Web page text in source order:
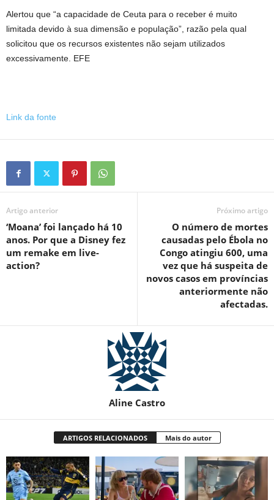
Alertou que “a capacidade de Ceuta para o receber é muito
limitada devido à sua dimensão e população”, razão pela qual
solicitou que os recursos existentes não sejam utilizados
excessivamente. EFE
Link da fonte
Artigo anterior
‘Moana’ foi lançado há 10
anos. Por que a Disney fez
um remake em live-
action?
Próximo artigo
O número de mortes
causadas pelo Ébola no
Congo atingiu 600, uma
vez que há suspeita de
novos casos em províncias
anteriormente não
afectadas.
Aline Castro
ARTIGOS RELACIONADOS Mais do autor